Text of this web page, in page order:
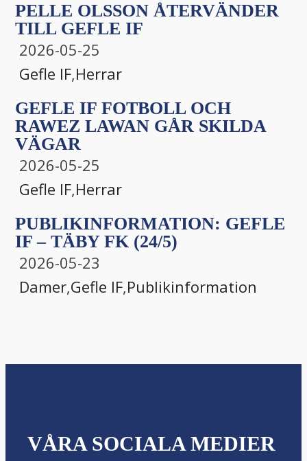
PELLE OLSSON ÅTERVÄNDER
TILL GEFLE IF
2026-05-25
Gefle IF,Herrar
GEFLE IF FOTBOLL OCH
RAWEZ LAWAN GÅR SKILDA
VÄGAR
2026-05-25
Gefle IF,Herrar
PUBLIKINFORMATION: GEFLE
IF – TÄBY FK (24/5)
2026-05-23
Damer,Gefle IF,Publikinformation
VÅRA SOCIALA MEDIER